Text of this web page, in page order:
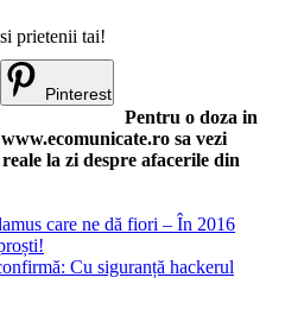
prietenii tai!
Pinterest
Pentru o doza in
sa vezi
la zi despre afacerile din
care ne dă fiori – În 2016
Cu siguranță hackerul